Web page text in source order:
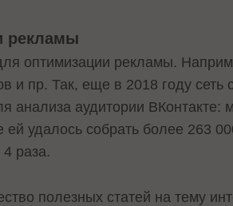
рекламы
оптимизации рекламы.
и пр. Так, еще в 2018 году сеть
анализа аудитории ВКонтакте:
удалось собрать более 263
раза.
полезных статей на тему